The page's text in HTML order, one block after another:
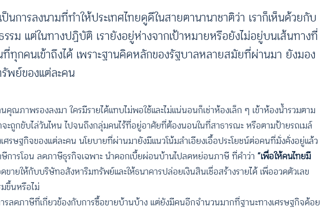
การลงนามที่ทำให้ประเทศไทยดูดีในสายตานานาชาติว่า เราก็เห็นด้วยกับ
รม แต่ในทางปฏิบัติ เรายังอยู่ห่างจากเป้าหมายหรือยังไม่อยู่บนเส้นทางที่
กคนเข้าถึงได้ เพราะฐานคิดหลักของรัฐบาลหลายสมัยที่ผ่านมา ยังมอง
พย์ของแต่ละคน
ณภาพรองลงมา ใครมีรายได้แทบไม่พอใช้และไม่แน่นอนก็เช่าห้องเล็ก ๆ เข้าห้องน้ำรวมตาม
ถูกขับไล่วันไหน ไปจนถึงกลุ่มคนไร้ที่อยู่อาศัยที่ต้องนอนในที่สาธารณะ หรือตามป้ายรถเมล์
ศรษฐกิจของแต่ละคน นโยบายที่ผ่านมายังมีแนวโน้มลำเอียงเอื้อประโยชน์ต่อคนที่มั่งคั่งอยู่แล้ว
การโอน ลดภาษีธุรกิจเฉพาะ นำดอกเบี้ยผ่อนบ้านไปลดหย่อนภาษี ที่คำว่า “เพื่อให้คนไทยมี
ายให้กับบริษัทอสังหาริมทรัพย์และให้ธนาคารปล่อยเงินสินเชื่อสร้างรายได้ เพื่ออวดตัวเลข
ขึ้นหรือไม่
รลดภาษีที่เกี่ยวข้องกับการซื้อขายบ้านบ้าง แต่ยังมีคนอีกจำนวนมากที่ฐานะทางเศรษฐกิจด้อย